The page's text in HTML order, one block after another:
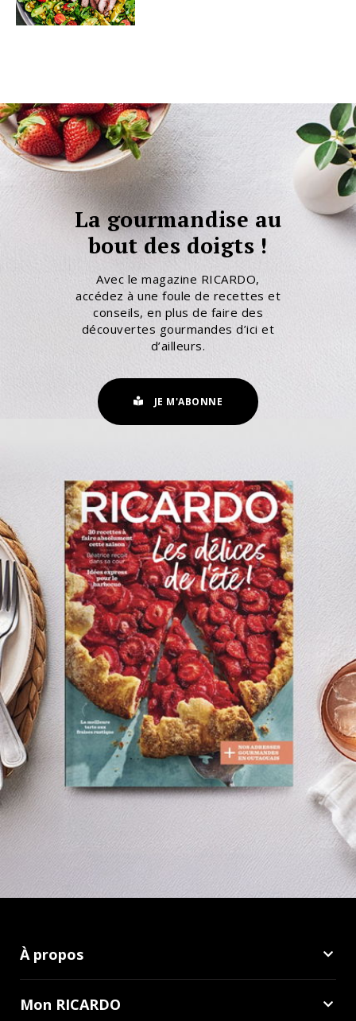
La gourmandise au
bout des doigts !
Avec le magazine RICARDO,
accédez à une foule de recettes et
conseils, en plus de faire des
découvertes gourmandes d’ici et
d’ailleurs.
JE M'ABONNE
À propos
Mon RICARDO